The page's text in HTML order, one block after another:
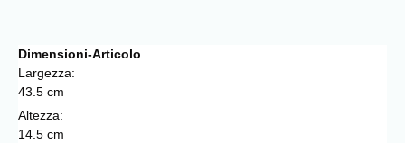
Dimensioni-Articolo
Largezza:
43.5 cm
Altezza:
14.5 cm